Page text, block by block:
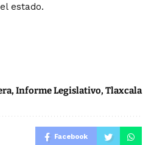
estado.
, Informe Legislativo, Tlaxcala
Facebook